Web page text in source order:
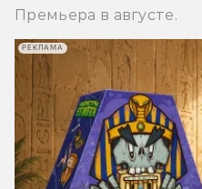
Премьера в августе.
РЕКЛАМА